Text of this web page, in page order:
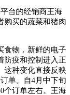
台的经销商王海
购买的蔬菜和猪肉
食物，新鲜的电子
防疫和控制进入正
这种变化直接反映
单。自4月中下旬
个订单左右。王海